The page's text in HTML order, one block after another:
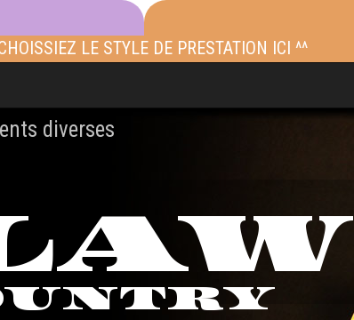
LE STYLE DE PRESTATION ICI ^^
diverses